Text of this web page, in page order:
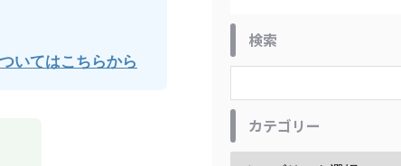
いてはこちらから
検索
カテゴリー